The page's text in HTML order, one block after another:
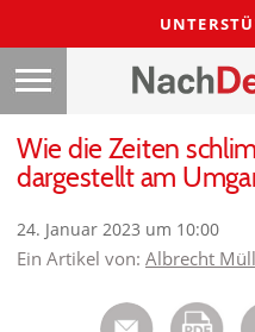
Wie die Zeiten
dargestellt am
24. Januar 2023 um 10:00
Ein Artikel von: Albrecht